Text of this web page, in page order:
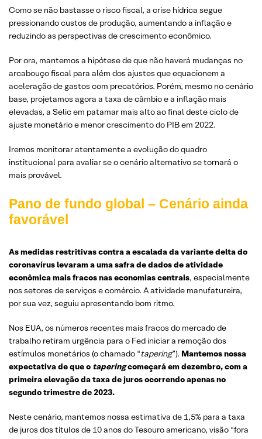
Como se não bastasse o risco fiscal, a crise hídrica segue
pressionando custos de produção, aumentando a inflação e
reduzindo as perspectivas de crescimento econômico.
Por ora, mantemos a hipótese de que não haverá mudanças no
arcabouço fiscal para além dos ajustes que equacionem a
aceleração de gastos com precatórios. Porém, mesmo no cenário
base, projetamos agora a taxa de câmbio e a inflação mais
elevadas, a Selic em patamar mais alto ao final deste ciclo de
ajuste monetário e menor crescimento do PIB em 2022.
Iremos monitorar atentamente a evolução do quadro
institucional para avaliar se o cenário alternativo se tornará o
mais provável.
Pano de fundo global – Cenário ainda
favorável
As medidas restritivas contra a escalada da variante delta do
coronavíruslevarama uma safra de dados de atividade
econômica mais fracos nas economias centrais, especialmente
nos setores de serviços e comércio. A atividade manufatureira,
por sua vez, seguiu apresentando bom ritmo.
Nos EUA, os números recentes mais fracos do mercado de
trabalho retiram urgência para o Fed iniciar a remoção dos
estímulos monetários (o chamado “tapering”). Mantemos nossa
expectativa de que o taperingcomeçará em dezembro, com a
primeira elevação da taxa de juros ocorrendo apenas no
segundo trimestre de 2023.
Neste cenário, mantemos nossa estimativa de 1,5% para a taxa
de juros dos títulos de 10 anos do Tesouro americano, visão “fora